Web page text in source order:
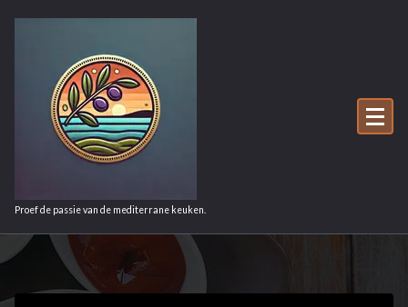
Proef de passie van de mediterrane keuken.